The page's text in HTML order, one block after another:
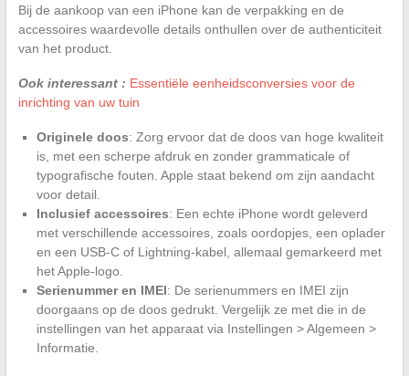
Bij de aankoop van een iPhone kan de verpakking en de
accessoires waardevolle details onthullen over de authenticiteit
van het product.
Ook interessant : Essentiële eenheidsconversies voor de
inrichting van uw tuin
Originele doos: Zorg ervoor dat de doos van hoge kwaliteit
is, met een scherpe afdruk en zonder grammaticale of
typografische fouten. Apple staat bekend om zijn aandacht
voor detail.
Inclusief accessoires: Een echte iPhone wordt geleverd
met verschillende accessoires, zoals oordopjes, een oplader
en een USB-C of Lightning-kabel, allemaal gemarkeerd met
het Apple-logo.
Serienummer en IMEI: De serienummers en IMEI zijn
doorgaans op de doos gedrukt. Vergelijk ze met die in de
instellingen van het apparaat via Instellingen > Algemeen >
Informatie.